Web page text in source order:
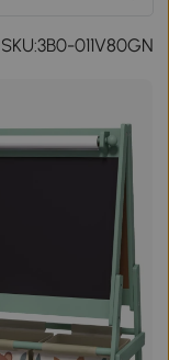
SKU:3B0-011V80GN